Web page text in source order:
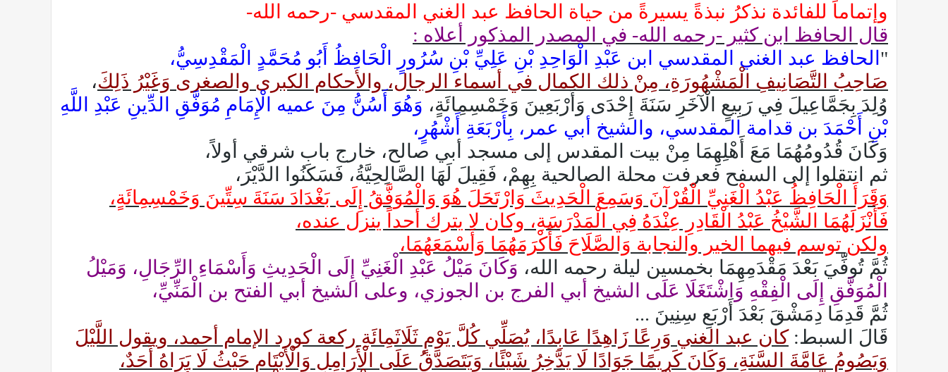
وإتماماً للفائدة نذكرُ نبذةً يسيرةً من حياة الحافظ عبد الغني المقدسي -رحمه الله-
قال الحافظ ابن كثير -رحمه الله- في المصدر المذكور أعلاه :
" الحافظ عبد الغني المقدسي ابن عَبْدِ الْوَاحِدِ بْنِ عَلِيِّ بْنِ سُرُورٍ الْحَافِظُ أَبُو مُحَمَّدٍ الْمَقْدِسِيُّ،
صَاحِبُ التَّصَانِيفِ الْمَشْهُورَةِ، مِنْ ذلك الكمال في أسماء الرجال، والأحكام الكبرى والصغرى وَغَيْرُ ذَلِكَ،
وُلِدَ بِجَمَّاعِيلَ فِي رَبِيعٍ الْآخَرِ سَنَةَ إِحْدَى وَأَرْبَعِينَ وَخَمْسِمِائَةٍ، وَهُوَ أَسُنُّ مِنَ عميه الْإِمَامِ مُوَفَّقِ الدِّينِ عَبْدِ اللَّهِ
بْنِ أَحْمَدَ بن قدامة المقدسي، والشيخ أبي عمر، بِأَرْبَعَةِ أَشْهُرٍ،
وَكَانَ قُدُومُهُمَا مَعَ أَهْلِهِمَا مِنْ بيت المقدس إلى مسجد أبي صالح، خارج باب شرقي أولاً،
ثم انتقلوا إلى السفح فعرفت محلة الصالحية بِهِمْ، فَقِيلَ لَهَا الصَّالِحِيَّةُ، فَسَكَنُوا الدَّيْرَ،
وَقَرَأَ الْحَافِظُ عَبْدُ الْغَنِيِّ الْقُرْآنَ وَسَمِعَ الْحَدِيثَ وَارْتَحَلَ هُوَ وَالْمُوَفَّقُ إِلَى بَغْدَادَ سَنَةَ سِتِّينَ وَخَمْسِمِائَةٍ،
فَأَنْزَلَهُمَا الشَّيْخُ عَبْدُ الْقَادِرِ عِنْدَهُ فِي الْمَدْرَسَةِ، وكان لا يترك أحداً ينزل عنده،
ولكن توسم فيهما الخير والنجابة وَالصَّلَاحَ فَأَكْرَمَهُمَا وَأَسْمَعَهُمَا،
ثُمَّ تُوفِّيَ بَعْدَ مَقْدَمِهِمَا بخمسين ليلة رحمه الله، وَكَانَ مَيْلُ عَبْدِ الْغَنِيِّ إِلَى الْحَدِيثِ وَأَسْمَاءِ الرِّجَالِ، وَمَيْلُ
الْمُوَفَّقِ إِلَى الْفِقْهِ وَاشْتَغَلَا عَلَى الشيخ أبي الفرج بن الجوزي، وعلى الشيخ أبي الفتح بن الْمَنِّيِّ،
ثُمَّ قَدِمَا دِمَشْقَ بَعْدَ أَرْبَعِ سِنِينَ ...
قَالَ السبط:كان عبد الغني وَرِعًا زَاهِدًا عَابِدًا، يُصَلِّي كُلَّ يَوْمٍ ثَلَاثَمِائَةِ ركعة كورد الإمام أحمد، ويقول اللَّيْلَ
وَيَصُومُ عَامَّةَ السَّنَةِ، وَكَانَ كَرِيمًا جَوَادًا لَا يَدَّخِرُ شَيْئًا، وَيَتَصَدَّقُ عَلَى الْأَرَامِلِ وَالْأَيْتَامِ حَيْثُ لَا يَرَاهُ أَحَدٌ،